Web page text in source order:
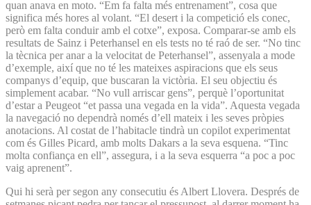
quan anava en moto. “Em fa falta més entrenament”, cosa que
significa més hores al volant. “El desert i la competició els conec,
però em falta conduir amb el cotxe”, exposa. Comparar-se amb els
resultats de Sainz i Peterhansel en els tests no té raó de ser. “No tinc
la tècnica per anar a la velocitat de Peterhansel”, assenyala a mode
d’exemple, així que no té les mateixes aspiracions que els seus
companys d’equip, que buscaran la victòria. El seu objectiu és
simplement acabar. “No vull arriscar gens”, perquè l’oportunitat
d’estar a Peugeot “et passa una vegada en la vida”. Aquesta vegada
la navegació no dependrà només d’ell mateix i les seves pròpies
anotacions. Al costat de l’habitacle tindrà un copilot experimentat
com és Gilles Picard, amb molts Dakars a la seva esquena. “Tinc
molta confiança en ell”, assegura, i a la seva esquerra “a poc a poc
vaig aprenent”.
Qui hi serà per segon any consecutiu és Albert Llovera. Després de